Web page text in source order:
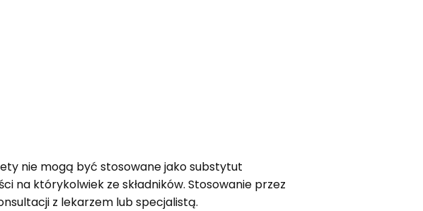
nie mogą być stosowane jako substytut
na którykolwiek ze składników. Stosowanie przez
z lekarzem lub specjalistą.